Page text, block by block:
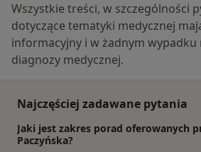
Wszystkie treści, w szczególności
dotyczące tematyki medycznej
informacyjny i w żadnym wypadku
diagnozy medycznej.
Najczęściej zadawane pytania
Jaki jest zakres porad oferowanych
Paczyńska?